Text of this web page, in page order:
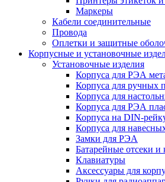
Маркеры
Кабели соединительные
Провода
Оплетки и защитные
Корпусные и установочные
Установочные изделия
Корпуса для РЭА
Корпуса для ручных
Корпуса для
Корпуса для РЭА
Корпуса на DIN-
Корпуса для
Замки для РЭА
Батарейные отсеки и
Клавиатуры
Аксессуары для